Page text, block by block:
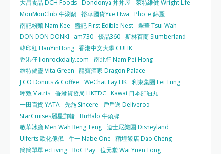
大昌食品 DCH Foods Dondonya 丼丼屋
萊特維健 Wright Life
MouMouClub 牛涮鍋 裕華國貨Yue Hwa
Pho le 錦麗
南記粉麵 Nam Kee
盞記 First Edible Nest 翠華 Tsui Wah
DON DON DONKI
am730 優品360 斯林百蘭 Slumberland
韓印紅 HanYinHong 香港中文大學 CUHK
香港仔 lionrockdaily.com
南北行 Nam Pei Hong
維特健靈 Vita Green
龍寶酒家 Dragon Palace
J.CO Donuts & Coffee
WeChat Pay HK 利東集團 Lei Tung
暉致 Viatris 香港貿發局 HKTDC
Kawai 日本肝油丸
一田百貨 YATA 先施 Sincere
戶戶送 Deliveroo
StarCruises麗星郵輪 Buffalo 牛頭牌
敏華冰廳 Men Wah Beng Teng 迪士尼樂園 Disneyland
Ulferts 歐化傢俬 牛一 Nabe One
稻埕飯店 Dào Chéng
簡簡單單 ecLiving BoC Pay 位元堂 Wai Yuen Tong